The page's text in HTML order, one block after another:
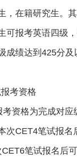
，在籍研究生。
可报考英语四级
成绩达到425分
报考资格
考资格为完成对应
次CET4笔试报名
笔试报名后